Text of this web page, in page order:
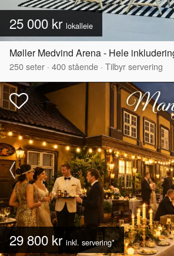
25 000 kr lokalleie
Møller Medvind Arena - Hele
250seter · 400stående · Tilbyr servering
29 800 kr inkl. servering*